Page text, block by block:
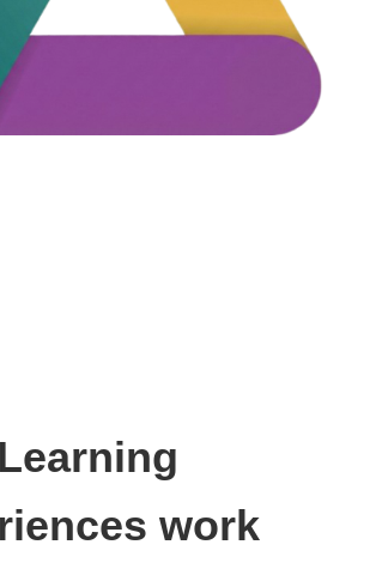
work